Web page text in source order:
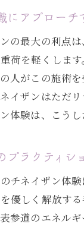
にアプローチ
の最大の利点
荷を軽くしま
人がこの施術
イザンはただ
体験は、こう
プラクティシ
チネイザン体
優しく解放す
参道のエネル